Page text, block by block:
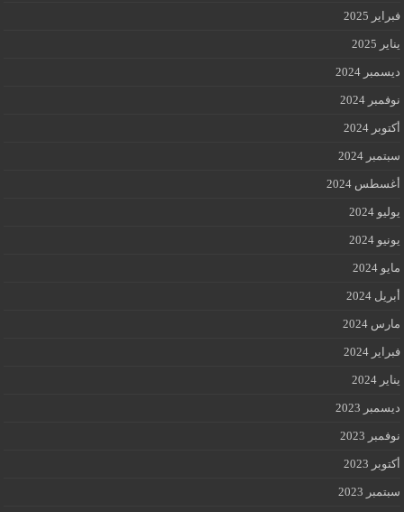
فبراير 2025
يناير 2025
ديسمبر 2024
نوفمبر 2024
أكتوبر 2024
سبتمبر 2024
أغسطس 2024
يوليو 2024
يونيو 2024
مايو 2024
أبريل 2024
مارس 2024
فبراير 2024
يناير 2024
ديسمبر 2023
نوفمبر 2023
أكتوبر 2023
سبتمبر 2023